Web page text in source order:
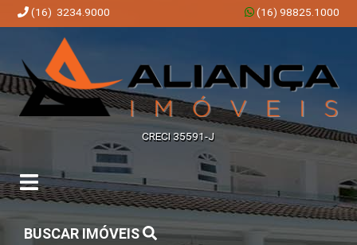
(16) 3234.9000 (16) 98825.1000
CRECI 35591-J
BUSCAR IMÓVEIS